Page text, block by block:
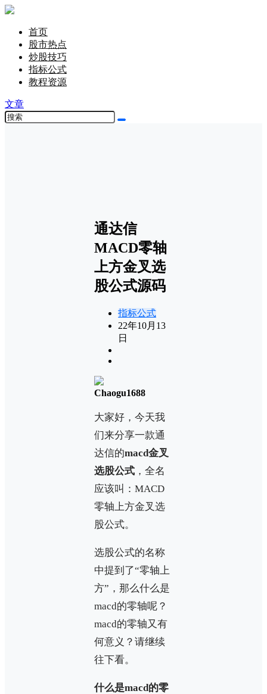
首页
股市热点
炒股技巧
指标公式
教程资源
文章
通达信
MACD零轴
上方金叉选
股公式源码
指标公式
22年10月13
日
Chaogu1688
大家好，今天我
们来分享一款通
达信的macd金叉
选股公式 ，全名
应该叫：MACD
零轴上方金叉选
股公式。
选股公式的名称
中提到了“零轴上
方”，那么什么是
macd的零轴呢？
macd的零轴又有
何意义？请继续
往下看。
什么是macd的零